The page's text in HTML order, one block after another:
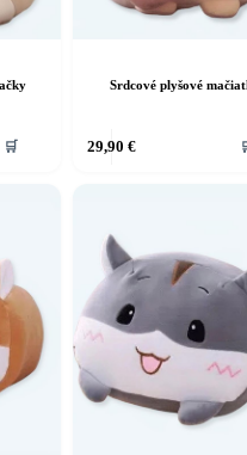
🛒
Srdcové plyšové
29,90 €
produkt
Možnosti
môžete
vybrať
stránke
produktu.